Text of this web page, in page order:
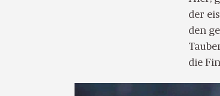
der
den
die